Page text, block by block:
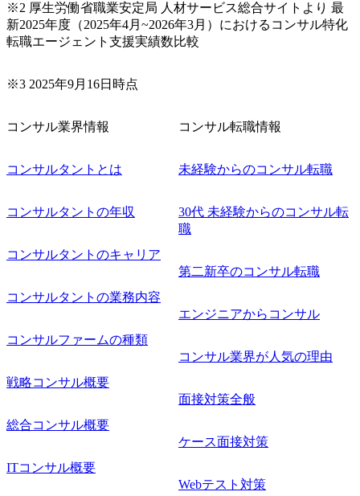
※2 厚生労働省職業安定局 人材サービス総合サイトより 最
新2025年度（2025年4月~2026年3月）におけるコンサル特化
転職エージェント支援実績数比較
※3 2025年9月16日時点
コンサル業界情報
コンサルタントとは
コンサルタントの年収
コンサルタントのキャリア
コンサルタントの業務内容
コンサルファームの種類
戦略コンサル概要
総合コンサル概要
ITコンサル概要
コンサル転職情報
未経験からのコンサル転職
30代 未経験からのコンサル転
職
第二新卒のコンサル転職
エンジニアからコンサル
コンサル業界が人気の理由
面接対策全般
ケース面接対策
Webテスト対策